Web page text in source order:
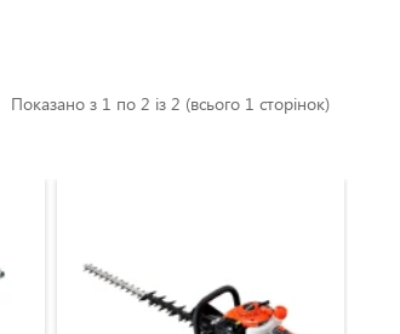
Показано з 1 по 2 із 2 (всього 1 сторінок)